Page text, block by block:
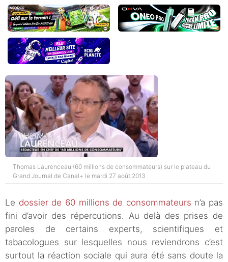
Thomas Laurenceau (60 millions de consommateurs) sur le plateau du
Grand Journal de Canal+ le mardi 27 août 2013
Le dossier de 60 millions de consommateurs n’a pas
fini d’avoir des répercutions. Au delà des prises de
paroles de certains experts, scientifiques et
tabacologues sur lesquelles nous reviendrons c’est
surtout la réaction sociale qui aura été sans doute la